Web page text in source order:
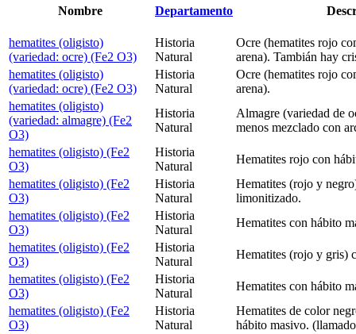
Nombre Departamento
hematites (oligisto)
(variedad: ocre) (Fe2 O3)
Historia
Natural
Ocre (hematites rojo
arena). Tambián hay
hematites (oligisto)
(variedad: ocre) (Fe2 O3)
Historia
Natural
Ocre (hematites rojo
arena).
hematites (oligisto)
(variedad: almagre) (Fe2
O3)
Historia
Natural
Almagre (variedad de
menos mezclado con
hematites (oligisto) (Fe2
O3)
Historia
Natural
Hematites rojo con
hematites (oligisto) (Fe2
O3)
Historia
Natural
Hematites (rojo y
limonitizado.
hematites (oligisto) (Fe2
O3)
Historia
Natural
Hematites con hábito
hematites (oligisto) (Fe2
O3)
Historia
Natural
Hematites (rojo y gris)
hematites (oligisto) (Fe2
O3)
Historia
Natural
Hematites con hábito
hematites (oligisto) (Fe2
O3)
Historia
Natural
Hematites de color
hábito masivo.